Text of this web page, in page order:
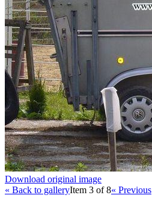
Download original image
« Back to galleryItem 3 of 8« Previous